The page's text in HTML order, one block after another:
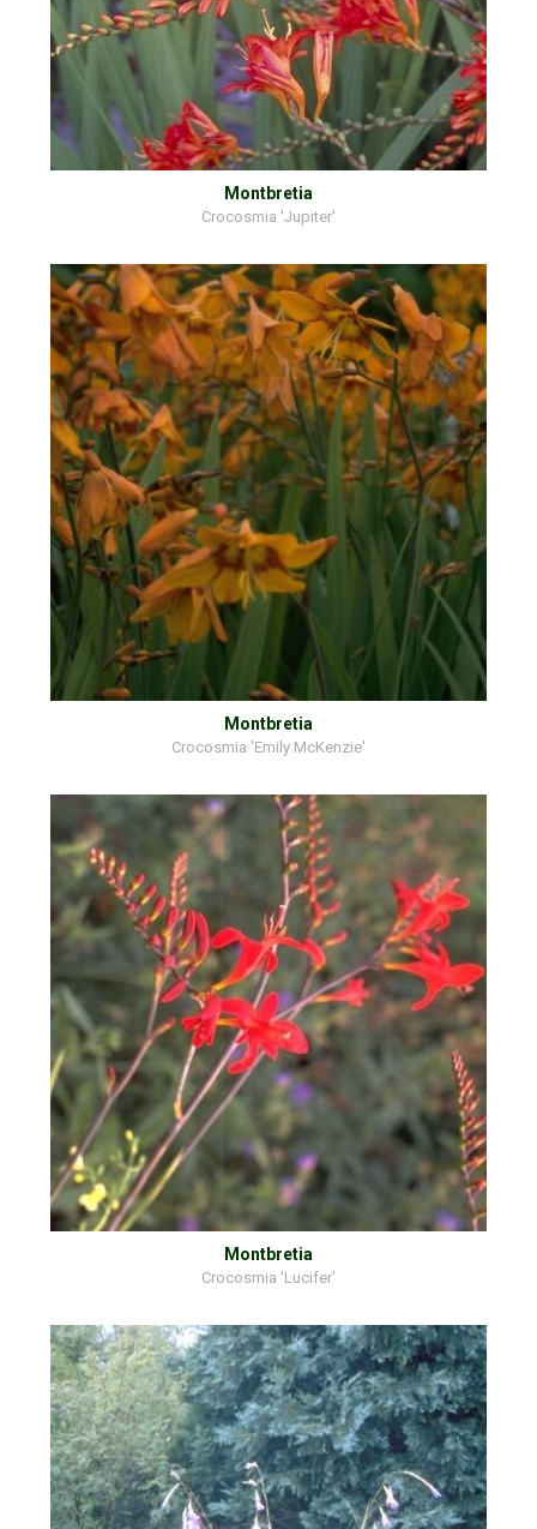
Montbretia
Crocosmia 'Jupiter'
Montbretia
Crocosmia 'Emily McKenzie'
Montbretia
Crocosmia 'Lucifer'